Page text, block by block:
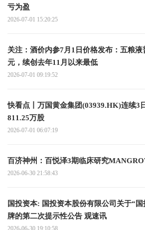
亏为盈
2026-07-01 15:20:25
关注：酒价内参7月1日价格发布：五粮液
元，续创去年11月以来最低
2026-07-01 09:19:52
快看点丨万国黄金集团(03939.HK)连续3
811.25万股
2026-07-01 06:07:19
百济神州：百悦泽3期临床研究
2026-06-30 21:58:43
国投资本: 国投资本股份有限公司关于“
牌的第二次提示性公告 观速讯
2026-06-30 19:10:58